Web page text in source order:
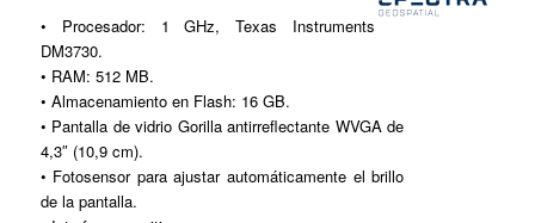
• Procesador: 1 GHz, Texas Instruments
DM3730.
• RAM: 512 MB.
• Almacenamiento en Flash: 16 GB.
• Pantalla de vidrio Gorilla antirreflectante WVGA de
4,3″ (10,9 cm).
• Fotosensor para ajustar automáticamente el brillo
de la pantalla.